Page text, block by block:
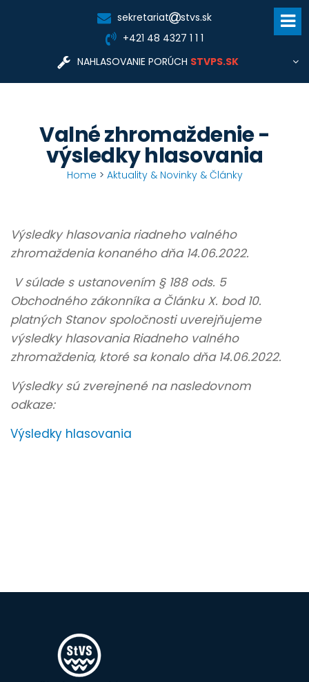
sekretariat
stvs.sk
+421 48 4327 1 1 1
NAHLASOVANIE PORÚCH STVPS.SK
Pre nahlasovanie porúch a informácie týkajúce sa
spoločnosť:Stredoslovenská
vodárenská prevádzková spoločnosť, a.s.
www.stvps.sk cc@stvps.sk
STVPS.SK
Valné zhromaždenie -
výsledky hlasovania
Home > Aktuality & Novinky & Články
Výsledky hlasovania riadneho valného
zhromaždenia konaného dňa 14.06.2022.
V súlade s ustanovením § 188 ods. 5
Obchodného zákonníka a Článku X. bod 10.
platných Stanov spoločnosti uverejňujeme
výsledky hlasovania Riadneho valného
zhromaždenia, ktoré sa konalo dňa 14.06.2022.
Výsledky sú zverejnené na nasledovnom
odkaze:
Výsledky hlasovania